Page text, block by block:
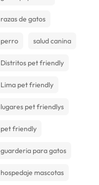
razas de gatos
perro salud canina
Distritos pet friendly
Lima pet friendly
lugares pet friendlys
pet friendly
guarderia para gatos
hospedaje mascotas